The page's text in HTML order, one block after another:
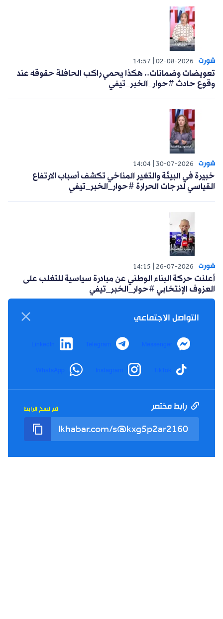
14-04-2026
11:28
نسيم صفراوي: تعامل يونغ أفريكا مع أعضائه
ميزه عن بقية الأندية │ #ريبلاي
هل كانت هناك خطوط حمراء
للصحافة في بداية التسعينيات؟ مراد
شبين يجيب│#يمين_ويسار
02-08-2026
تعويضات وضمانات.. هكذا يحمي راكب الحافلة حقوقه عند
وقوع حادث #حوار_الخبر_تيفي
30-07-2026
خبيرة في البيئة والتغير المناخي تكشف أسباب الارتفاع
شورت 26-07-2026
14:15
التواصل الاجتماعي
Messenger
Telegram
LinkedIn
TikTok
Instagram
WhatsApp
رابط مختصر تم نسخ الرابط